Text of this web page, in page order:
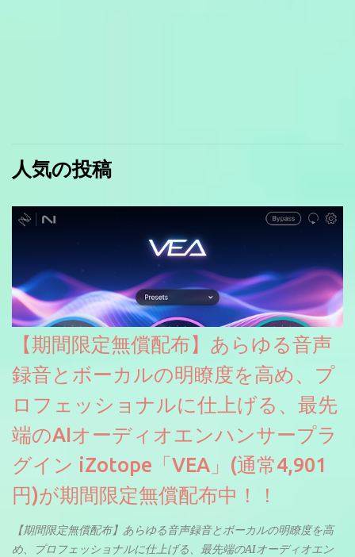
人気の投稿
【期間限定無償配布】あらゆる音声
録音とボーカルの明瞭度を高め、プ
ロフェッショナルに仕上げる、最先
端のAIオーディオエンハンサープラ
グイン iZotope「VEA」(通常4,901
円)が期間限定無償配布中！！
【期間限定無償配布】あらゆる音声録音とボーカルの明瞭度を高
め、プロフェッショナルに仕上げる、最先端のAIオーディオエン